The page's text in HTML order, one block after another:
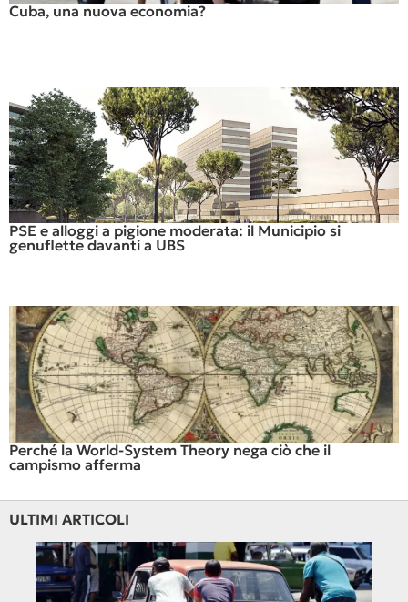
Cuba, una nuova economia?
PSE e alloggi a pigione moderata: il Municipio si
genuflette davanti a UBS
Perché la World-System Theory nega ciò che il
campismo afferma
ULTIMI ARTICOLI